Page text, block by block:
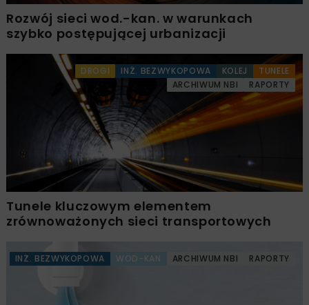
Rozwój sieci wod.-kan. w warunkach
szybko postępującej urbanizacji
DROGI INŻ. BEZWYKOPOWA KOLEJ
TUNELE
ARCHIWUM NBI
RAPORTY
Tunele kluczowym elementem
zrównoważonych sieci transportowych
INŻ. BEZWYKOPOWA WOD-KAN ARCHIWUM NBI RAPORTY